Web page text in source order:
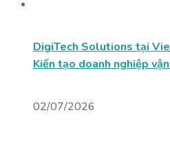
DigiTech Solutions tại
Kiến tạo doanh nghiệp
02/07/2026